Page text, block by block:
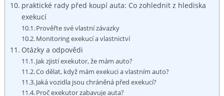
praktické rady před koupí auta: ⁢Co zohlednit⁢ z hlediska
exekucí
Prověřte své ⁤vlastní závazky
Monitoring ‌exekucí⁤ a vlastnictví
Otázky a odpovědi
Jak zjistí⁤ exekutor, že ⁣mám auto?
Co dělat, když ‍mám exekuci a vlastním auto?
Jaká vozidla jsou ​chráněná před exekucí?
Proč exekutor zabavuje auta?